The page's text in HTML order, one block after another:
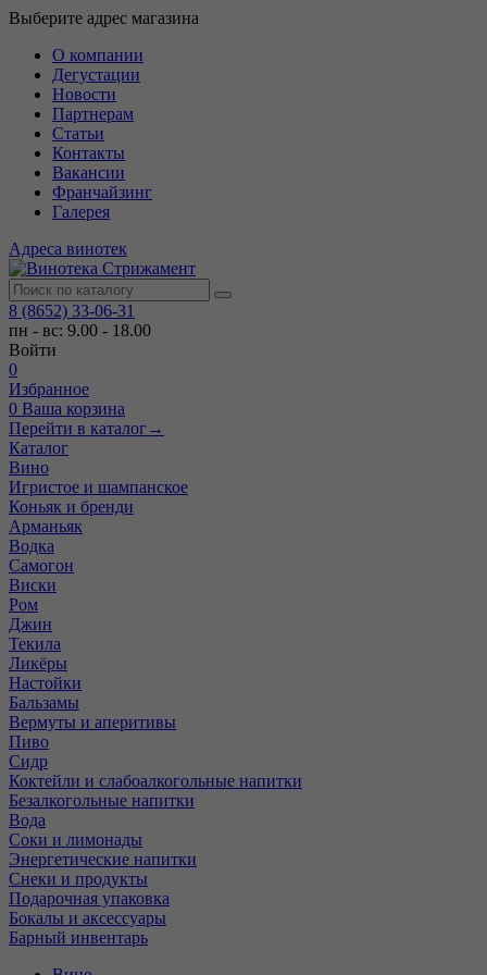
Выберите адрес магазина
О компании
Дегустации
Новости
Партнерам
Статьи
Контакты
Вакансии
Франчайзинг
Галерея
Адреса винотек
8 (8652) 33-06-31
пн - вс: 9.00 - 18.00
Войти
0
Избранное
0 Ваша корзина
Перейти в каталог →
Каталог
Вино
Игристое и шампанское
Коньяк и бренди
Арманьяк
Водка
Самогон
Виски
Ром
Джин
Текила
Ликёры
Настойки
Бальзамы
Вермуты и аперитивы
Пиво
Сидр
Коктейли и слабоалкогольные напитки
Безалкогольные напитки
Вода
Соки и лимонады
Энергетические напитки
Снеки и продукты
Подарочная упаковка
Бокалы и аксессуары
Барный инвентарь